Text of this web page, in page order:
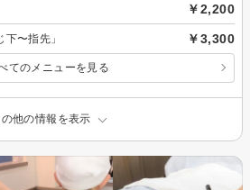
￥2,200
〜指先」 ￥3,300
てのメニューを見る
の他の情報を表示